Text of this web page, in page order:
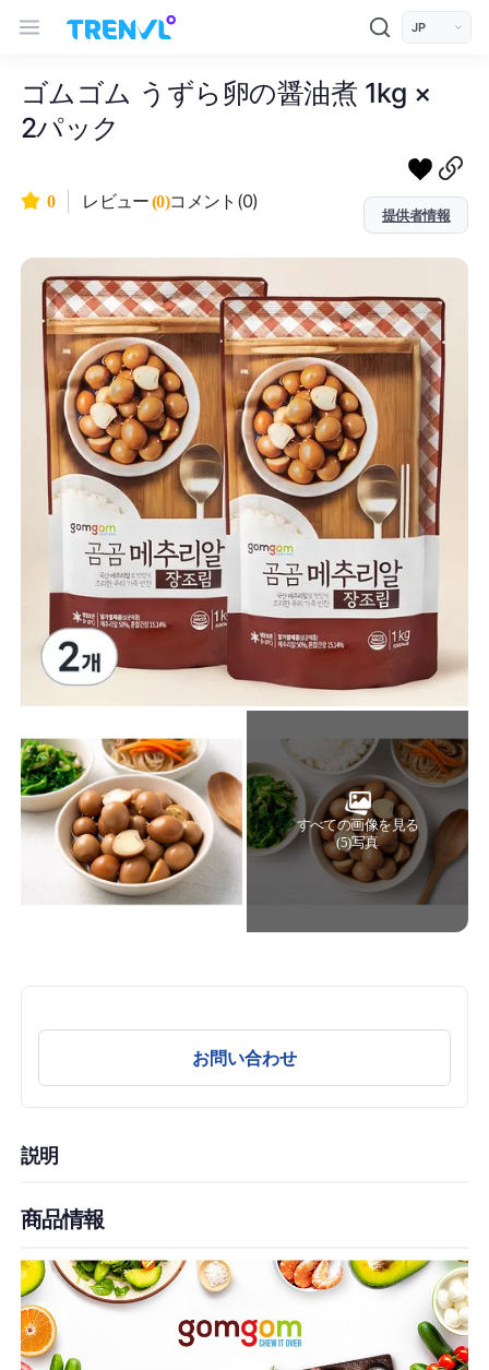
언어 선택
ゴムゴム うずら卵の醤油煮 1kg ×
2パック
提供者情報
0 レビュー(0)コメント(0)
すべての画像を見る
(5)写真
お問い合わせ
説明
商品情報